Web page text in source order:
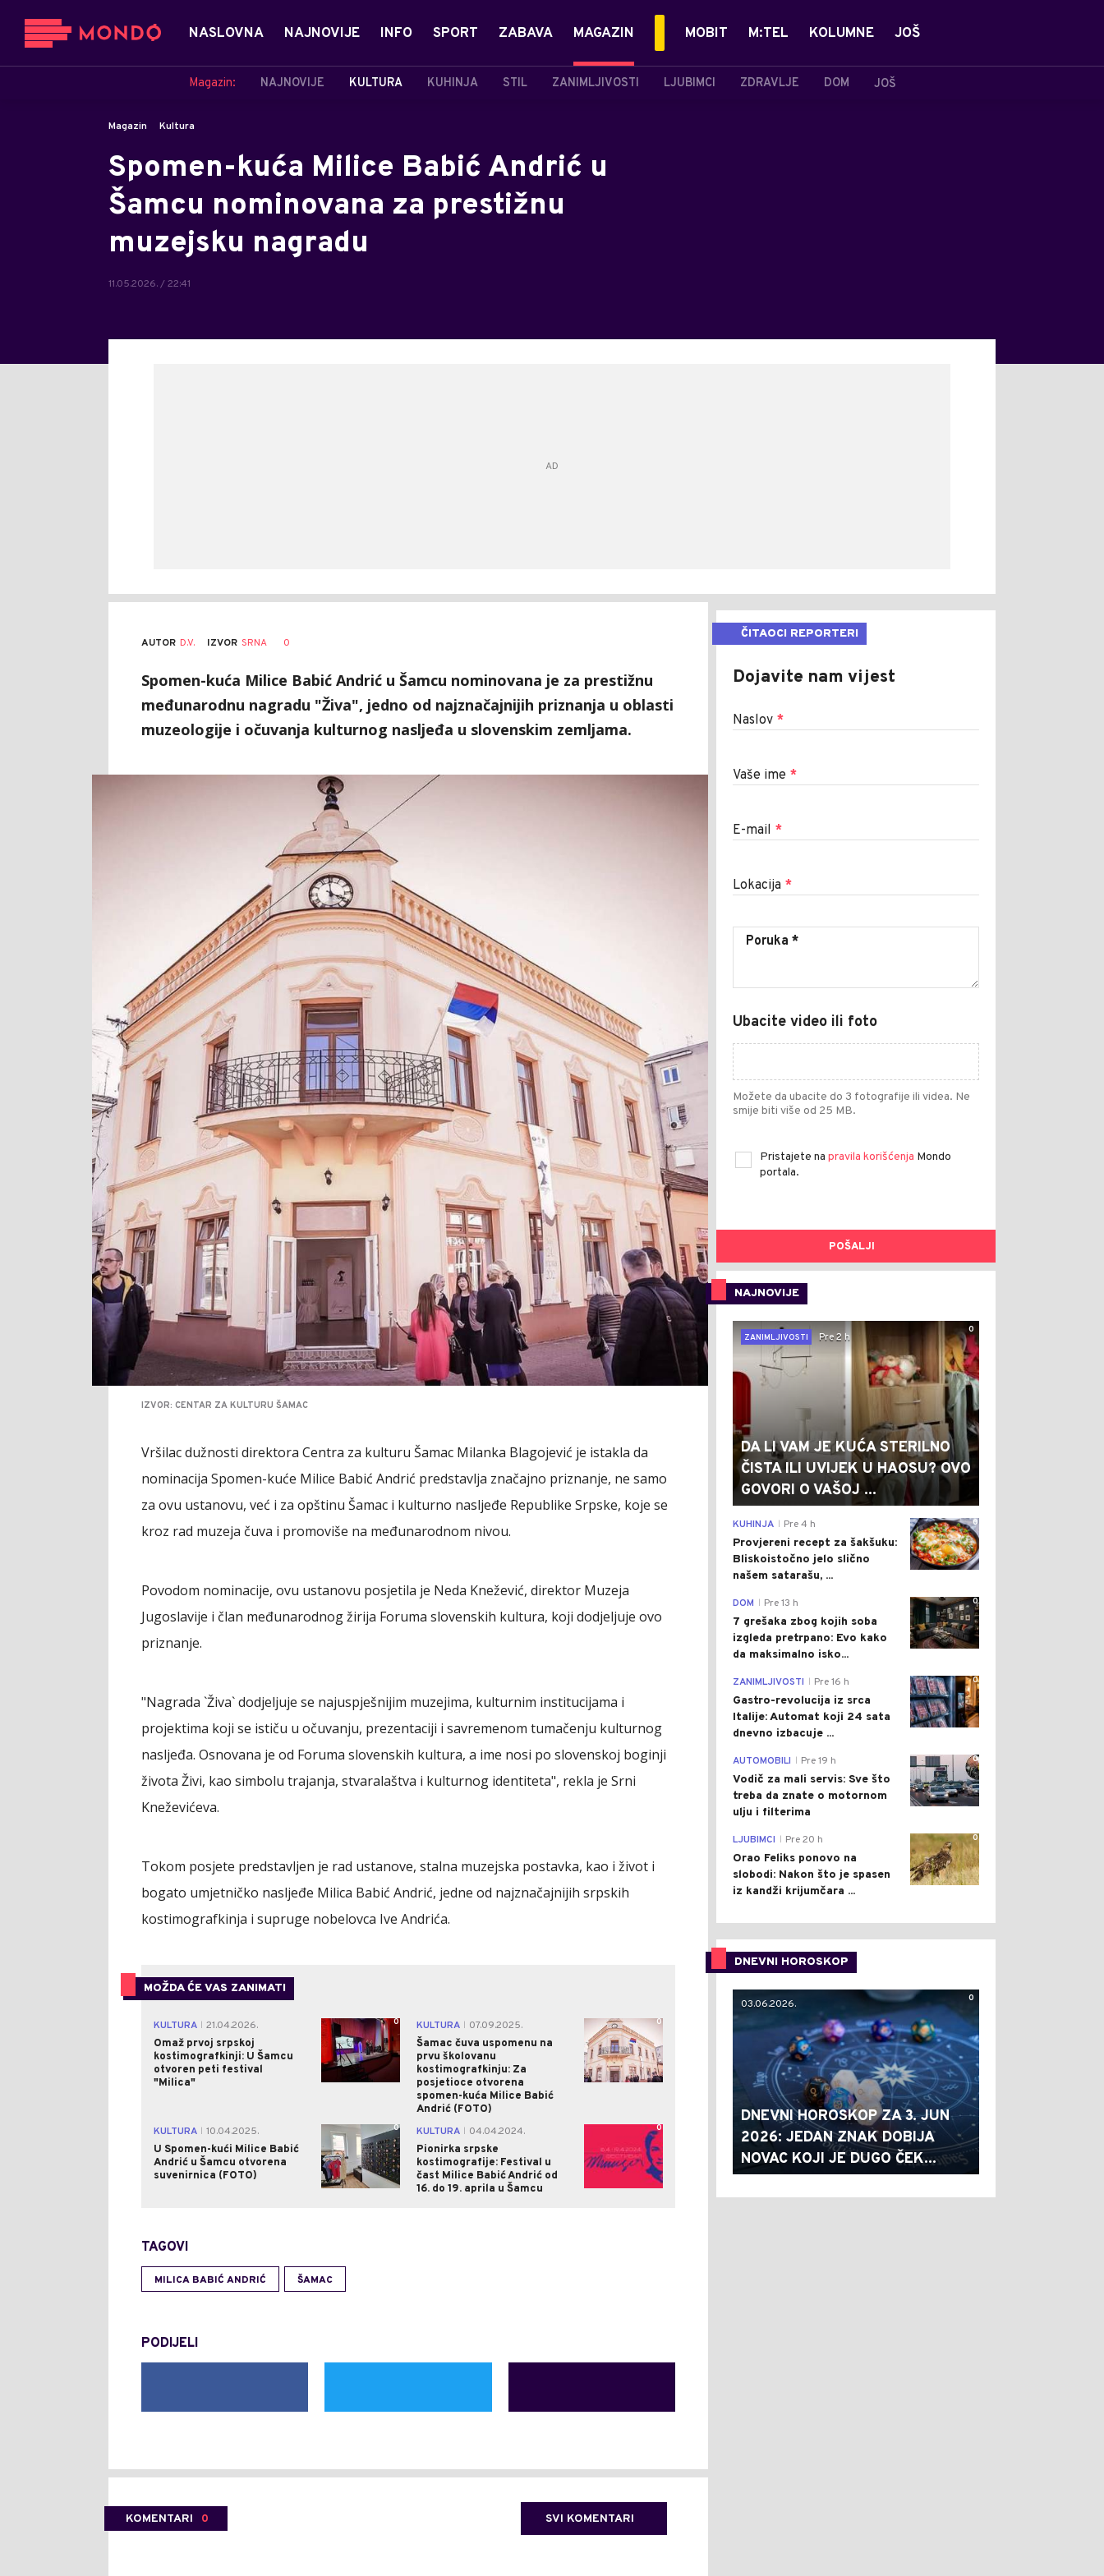
NASLOVNA NAJNOVIJE INFO SPORT ZABAVA MAGAZIN
Magazin: NAJNOVIJE KULTURA KUHINJA STIL ZANIMLJIVOSTI LJUBIMCI ZDRAVLJE DOM JOŠ
MOBIT M:TEL KOLUMNE JOŠ
Magazin Kultura
Spomen-kuća Milice Babić Andrić u
Šamcu nominovana za prestižnu
muzejsku nagradu
11.05.2026. / 22:41
AUTOR D.V. IZVOR SRNA 0
Spomen-kuća Milice Babić Andrić u Šamcu nominovana je za prestižnu
međunarodnu nagradu "Živa", jedno od najznačajnijih priznanja u oblasti
muzeologije i očuvanja kulturnog nasljeđa u slovenskim zemljama.
IZVOR: CENTAR ZA KULTURU ŠAMAC
Vršilac dužnosti direktora Centra za kulturu Šamac Milanka Blagojević je istakla da
nominacija Spomen-kuće Milice Babić Andrić predstavlja značajno priznanje, ne samo
za ovu ustanovu, već i za opštinu Šamac i kulturno nasljeđe Republike Srpske, koje se
kroz rad muzeja čuva i promoviše na međunarodnom nivou.
Povodom nominacije, ovu ustanovu posjetila je Neda Knežević, direktor Muzeja
Jugoslavije i član međunarodnog žirija Foruma slovenskih kultura, koji dodjeljuje ovo
priznanje.
"Nagrada `Živa` dodjeljuje se najuspješnijim muzejima, kulturnim institucijama i
projektima koji se ističu u očuvanju, prezentaciji i savremenom tumačenju kulturnog
nasljeđa. Osnovana je od Foruma slovenskih kultura, a ime nosi po slovenskoj boginji
života Živi, kao simbolu trajanja, stvaralaštva i kulturnog identiteta", rekla je Srni
Kneževićeva.
Tokom posjete predstavljen je rad ustanove, stalna muzejska postavka, kao i život i
bogato umjetničko nasljeđe Milica Babić Andrić, jedne od najznačajnijih srpskih
kostimografkinja i supruge nobelovca Ive Andrića.
MOŽDA ĆE VAS ZANIMATI
KULTURA
21.04.2026.
Omaž prvoj srpskoj
kostimografkinji: U Šamcu
otvoren peti festival
"Milica"
0 KULTURA
07.09.2025.
Šamac čuva uspomenu na
prvu školovanu
kostimografkinju: Za
posjetioce otvorena
spomen-kuća Milice Babić
Andrić (FOTO)
0
KULTURA
10.04.2025.
U Spomen-kući Milice Babić
Andrić u Šamcu otvorena
suvenirnica (FOTO)
0 KULTURA
04.04.2024.
Pionirka srpske
kostimografije: Festival u
čast Milice Babić Andrić od
16. do 19. aprila u Šamcu
0
TAGOVI
MILICA BABIĆ ANDRIĆ ŠAMAC
PODIJELI
KOMENTARI 0 SVI KOMENTARI
ČITAOCI REPORTERI
Dojavite nam vijest
Naslov *
Vaše ime *
E-mail *
Lokacija *
Ubacite video ili foto
Možete da ubacite do 3 fotografije ili videa. Ne
smije biti više od 25 MB.
Pristajete na pravila korišćenja Mondo
portala.
POŠALJI
NAJNOVIJE
0
ZANIMLJIVOSTI
Pre 2 h
DA LI VAM JE KUĆA STERILNO
ČISTA ILI UVIJEK U HAOSU? OVO
GOVORI O VAŠOJ ...
0
KUHINJA Pre 4 h
Provjereni recept za šakšuku:
Bliskoistočno jelo slično
našem satarašu, ...
0
DOM Pre 13 h
7 grešaka zbog kojih soba
izgleda pretrpano: Evo kako
da maksimalno isko...
0
ZANIMLJIVOSTI Pre 16 h
Gastro-revolucija iz srca
Italije: Automat koji 24 sata
dnevno izbacuje ...
0
AUTOMOBILI Pre 19 h
Vodič za mali servis: Sve što
treba da znate o motornom
ulju i filterima
0
LJUBIMCI Pre 20 h
Orao Feliks ponovo na
slobodi: Nakon što je spasen
iz kandži krijumčara ...
DNEVNI HOROSKOP
0
03.06.2026.
DNEVNI HOROSKOP ZA 3. JUN
2026: JEDAN ZNAK DOBIJA
NOVAC KOJI JE DUGO ČEK...